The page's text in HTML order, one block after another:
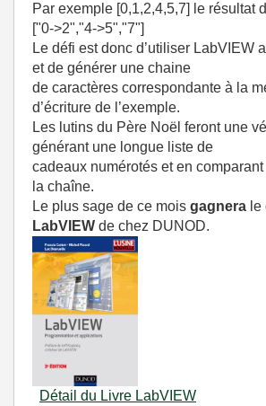
Par exemple [0,1,2,4,5,7] le résultat
["0->2","4->5","7"]
Le défi est donc d’utiliser LabVIEW
et de générer une chaine
de caractères correspondante à la
d’écriture de l’exemple.
Les lutins du Père Noël feront une
générant une longue liste de
cadeaux numérotés et en
la chaîne.
Le plus sage de ce mois gagnera
LabVIEW de chez DUNOD.
Détail du Livre LabVIEW